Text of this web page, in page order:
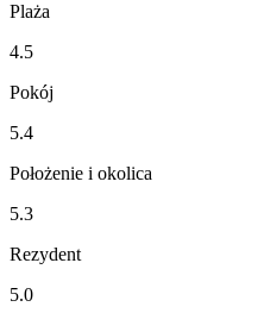
Plaża
4.5
Pokój
5.4
Położenie i okolica
5.3
Rezydent
5.0